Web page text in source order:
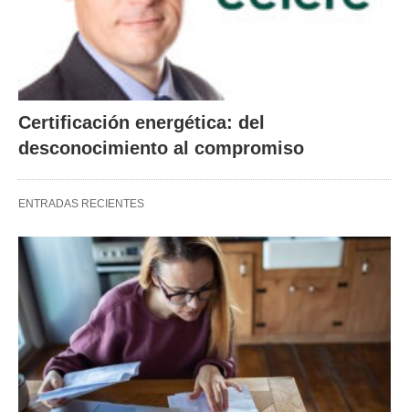
Certificación energética: del
desconocimiento al compromiso
ENTRADAS RECIENTES